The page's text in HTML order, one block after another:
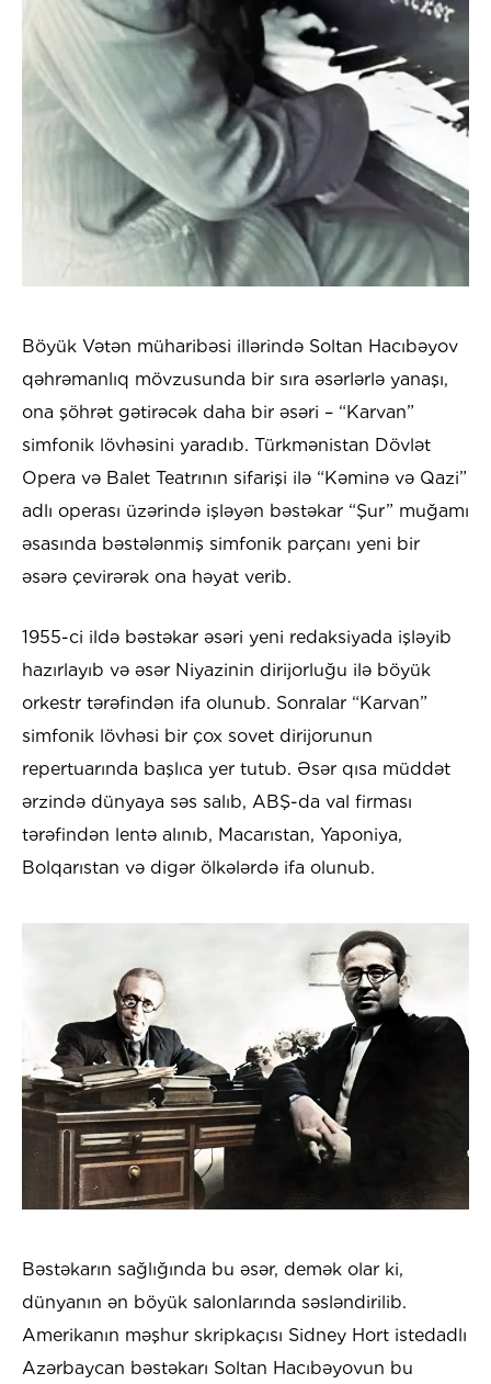
Böyük Vətən müharibəsi illərində Soltan Hacıbəyov
qəhrəmanlıq mövzusunda bir sıra əsərlərlə yanaşı,
ona şöhrət gətirəcək daha bir əsəri – “Karvan”
simfonik lövhəsini yaradıb. Türkmənistan Dövlət
Opera və Balet Teatrının sifarişi ilə “Kəminə və Qazi”
adlı operası üzərində işləyən bəstəkar “Şur” muğamı
əsasında bəstələnmiş simfonik parçanı yeni bir
əsərə çevirərək ona həyat verib.
1955-ci ildə bəstəkar əsəri yeni redaksiyada işləyib
hazırlayıb və əsər Niyazinin dirijorluğu ilə böyük
orkestr tərəfindən ifa olunub. Sonralar “Karvan”
simfonik lövhəsi bir çox sovet dirijorunun
repertuarında başlıca yer tutub. Əsər qısa müddət
ərzində dünyaya səs salıb, ABŞ-da val firması
tərəfindən lentə alınıb, Macarıstan, Yaponiya,
Bolqarıstan və digər ölkələrdə ifa olunub.
Bəstəkarın sağlığında bu əsər, demək olar ki,
dünyanın ən böyük salonlarında səsləndirilib.
Amerikanın məşhur skripkaçısı Sidney Hort istedadlı
Azərbaycan bəstəkarı Soltan Hacıbəyovun bu